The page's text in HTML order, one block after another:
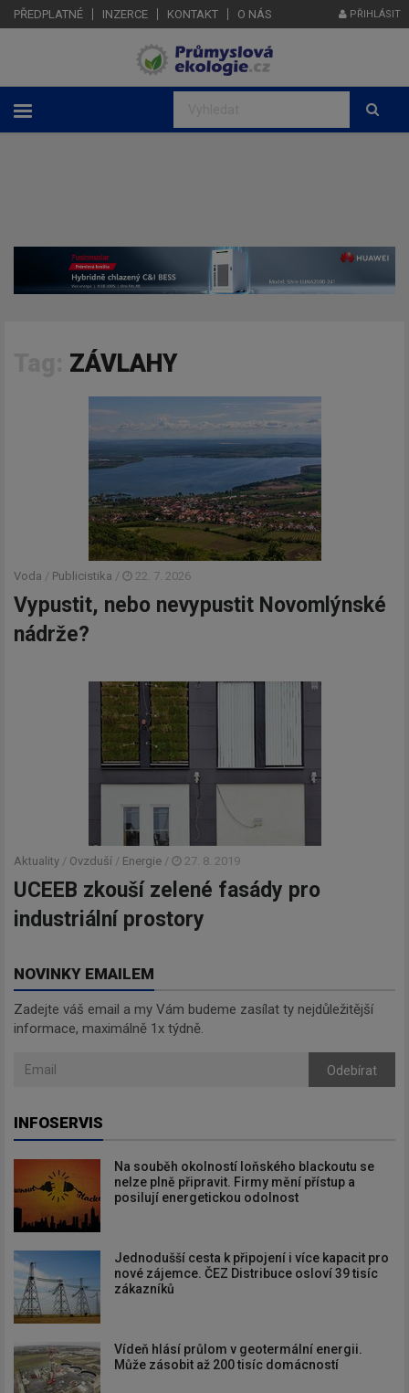
PŘEDPLATNÉ INZERCE KONTAKT O NÁS PŘIHLÁSIT
ZÁVLAHY
Voda / Publicistika / 22. 7. 2026
Vypustit, nebo nevypustit Novomlýnské
nádrže?
Aktuality / Ovzduší / Energie / 27. 8. 2019
UCEEB zkouší zelené fasády pro
industriální prostory
NOVINKY EMAILEM
Zadejte váš email a my Vám budeme zasílat ty nejdůležitější
informace, maximálně 1x týdně.
Odebírat
INFOSERVIS
Na souběh okolností loňského blackoutu se
nelze plně připravit. Firmy mění přístup a
posilují energetickou odolnost
Jednodušší cesta k připojení i více kapacit pro
nové zájemce. ČEZ Distribuce osloví 39 tisíc
zákazníků
Vídeň hlásí průlom v geotermální energii.
Může zásobit až 200 tisíc domácností